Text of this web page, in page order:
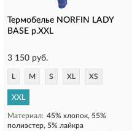
Термобелье NORFIN LADY
BASE р.XXL
3 150 руб.
L M S XL XS
XXL
Материал: 45% хлопок, 55%
полиэстер, 5% лайкра